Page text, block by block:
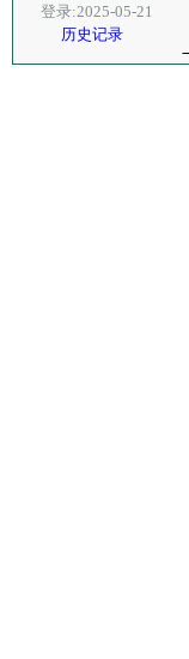
登录:2025-05-21
历史记录